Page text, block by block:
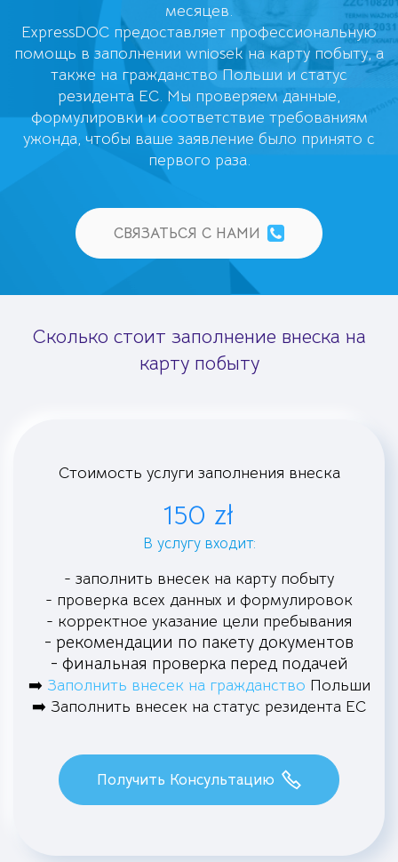
месяцев.
ExpressDOC предоставляет профессиональную
помощь в заполнении wniosek на карту побыту, а
также на гражданство Польши и статус
резидента ЕС. Мы проверяем данные,
формулировки и соответствие требованиям
ужонда, чтобы ваше заявление было принято с
первого раза.
СВЯЗАТЬСЯ С НАМИ
Сколько стоит заполнение внеска на
карту побыту
Стоимость услуги заполнения внеска
150 zł
В услугу входит:
- заполнить внесек на карту побыту
- проверка всех данных и формулировок
- корректное указание цели пребывания
- рекомендации по пакету документов
- финальная проверка перед подачей
➡️ Заполнить внесек на гражданство Польши
➡️ Заполнить внесек на статус резидента ЕС
Получить Консультацию